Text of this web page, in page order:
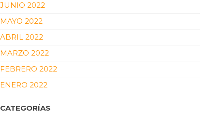
JUNIO 2022
MAYO 2022
ABRIL 2022
MARZO 2022
FEBRERO 2022
ENERO 2022
CATEGORÍAS